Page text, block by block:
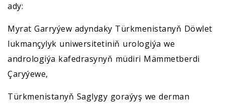
ady:
Myrat Garryýew adyndaky Türkmenistanyň Döwlet
lukmançylyk uniwersitetiniň urologiýa we
andrologiýa kafedrasynyň müdiri Mämmetberdi
Çaryýewe,
Türkmenistanyň Saglygy goraýyş we derman